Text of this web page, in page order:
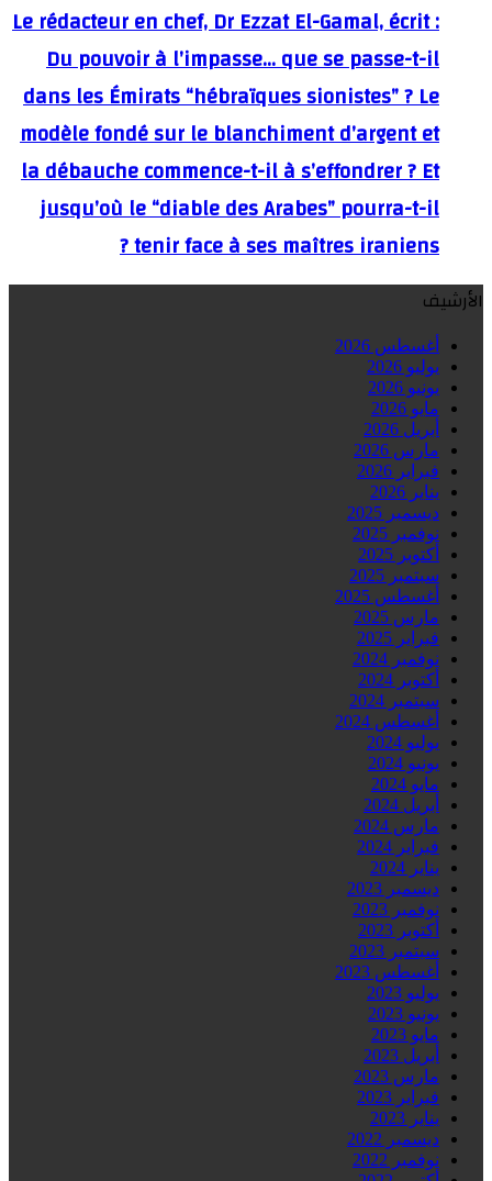
Le rédacteur en chef, Dr Ezzat El-Gamal, écrit :
Du pouvoir à l’impasse… que se passe-t-il
dans les Émirats “hébraïques sionistes” ? Le
modèle fondé sur le blanchiment d’argent et
la débauche commence-t-il à s’effondrer ? Et
jusqu’où le “diable des Arabes” pourra-t-il
tenir face à ses maîtres iraniens ?
الأرشيف
أغسطس 2026
يوليو 2026
يونيو 2026
مايو 2026
أبريل 2026
مارس 2026
فبراير 2026
يناير 2026
ديسمبر 2025
نوفمبر 2025
أكتوبر 2025
سبتمبر 2025
أغسطس 2025
مارس 2025
فبراير 2025
نوفمبر 2024
أكتوبر 2024
سبتمبر 2024
أغسطس 2024
يوليو 2024
يونيو 2024
مايو 2024
أبريل 2024
مارس 2024
فبراير 2024
يناير 2024
ديسمبر 2023
نوفمبر 2023
أكتوبر 2023
سبتمبر 2023
أغسطس 2023
يوليو 2023
يونيو 2023
مايو 2023
أبريل 2023
مارس 2023
فبراير 2023
يناير 2023
ديسمبر 2022
نوفمبر 2022